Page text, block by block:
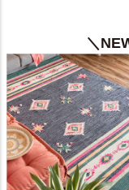
＼